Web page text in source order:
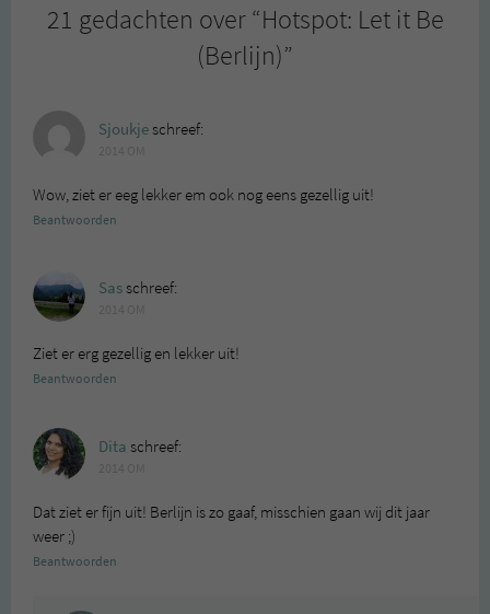
21 gedachten over “Hotspot: Let it Be
(Berlijn)”
Sjoukjeschreef:
Wow, ziet er eeg lekker em ook nog eens gezellig uit!
Beantwoorden
Sasschreef:
Ziet er erg gezellig en lekker uit!
Beantwoorden
Dita schreef:
Dat ziet er fijn uit! Berlijn is zo gaaf, misschien gaan wij dit jaar
weer ;)
Beantwoorden